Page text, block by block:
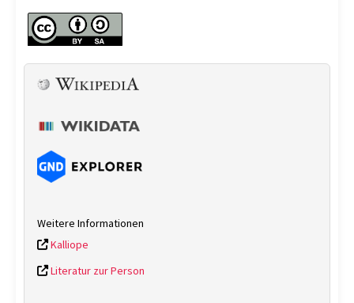
Weitere Informationen
Kalliope
Literatur zur Person